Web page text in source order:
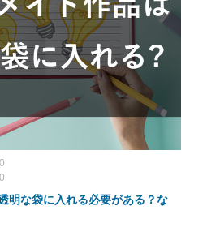
明な袋に入れる必要がある？な